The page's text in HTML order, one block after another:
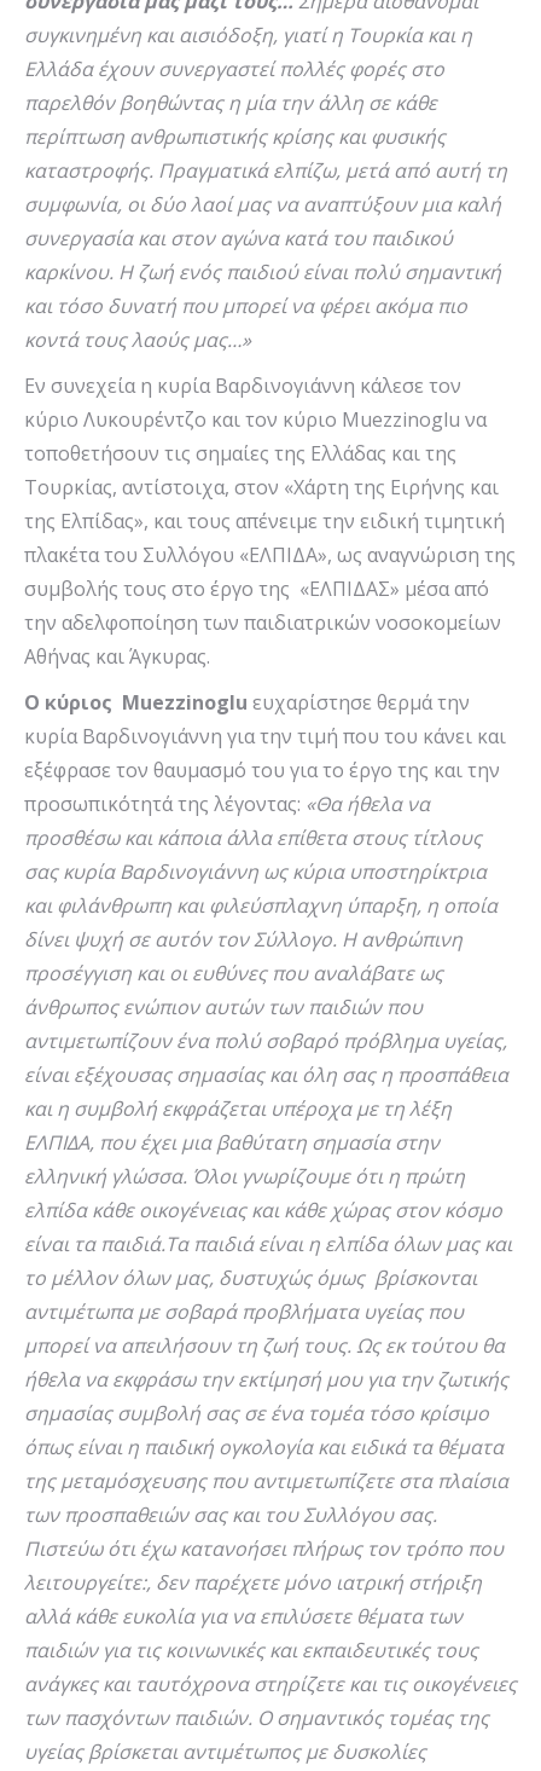
συγκινημένη και αισιόδοξη, γιατί η Τουρκία και η
Ελλάδα έχουν συνεργαστεί πολλές φορές στο
παρελθόν βοηθώντας η μία την άλλη σε κάθε
περίπτωση ανθρωπιστικής κρίσης και φυσικής
καταστροφής. Πραγματικά ελπίζω, μετά από αυτή τη
συμφωνία, οι δύο λαοί μας να αναπτύξουν μια καλή
συνεργασία και στον αγώνα κατά του παιδικού
καρκίνου. Η ζωή ενός παιδιού είναι πολύ σημαντική
και τόσο δυνατή που μπορεί να φέρει ακόμα πιο
κοντά τους λαούς μας…»
Εν συνεχεία η κυρία Βαρδινογιάννη κάλεσε τον
κύριο Λυκουρέντζο και τον κύριο Muezzinoglu να
τοποθετήσουν τις σημαίες της Ελλάδας και της
Τουρκίας, αντίστοιχα, στον «Χάρτη της Ειρήνης και
της Ελπίδας», και τους απένειμε την ειδική τιμητική
πλακέτα του Συλλόγου «ΕΛΠΙΔΑ», ως αναγνώριση της
συμβολής τους στο έργο της «ΕΛΠΙΔΑΣ» μέσα από
την αδελφοποίηση των παιδιατρικών νοσοκομείων
Αθήνας και Άγκυρας.
Ο κύριος Muezzinoglu ευχαρίστησε θερμά την
κυρία Βαρδινογιάννη για την τιμή που του κάνει και
εξέφρασε τον θαυμασμό του για το έργο της και την
προσωπικότητά της λέγοντας: «Θα ήθελα να
προσθέσω και κάποια άλλα επίθετα στους τίτλους
σας κυρία Βαρδινογιάννη ως κύρια υποστηρίκτρια
και φιλάνθρωπη και φιλεύσπλαχνη ύπαρξη, η οποία
δίνει ψυχή σε αυτόν τον Σύλλογο. Η ανθρώπινη
προσέγγιση και οι ευθύνες που αναλάβατε ως
άνθρωπος ενώπιον αυτών των παιδιών που
αντιμετωπίζουν ένα πολύ σοβαρό πρόβλημα υγείας,
είναι εξέχουσας σημασίας και όλη σας η προσπάθεια
και η συμβολή εκφράζεται υπέροχα με τη λέξη
ΕΛΠΙΔΑ, που έχει μια βαθύτατη σημασία στην
ελληνική γλώσσα. Όλοι γνωρίζουμε ότι η πρώτη
ελπίδα κάθε οικογένειας και κάθε χώρας στον κόσμο
είναι τα παιδιά.Τα παιδιά είναι η ελπίδα όλων μας και
το μέλλον όλων μας, δυστυχώς όμως βρίσκονται
αντιμέτωπα με σοβαρά προβλήματα υγείας που
μπορεί να απειλήσουν τη ζωή τους. Ως εκ τούτου θα
ήθελα να εκφράσω την εκτίμησή μου για την ζωτικής
σημασίας συμβολή σας σε ένα τομέα τόσο κρίσιμο
όπως είναι η παιδική ογκολογία και ειδικά τα θέματα
της μεταμόσχευσης που αντιμετωπίζετε στα πλαίσια
των προσπαθειών σας και του Συλλόγου σας.
Πιστεύω ότι έχω κατανοήσει πλήρως τον τρόπο που
λειτουργείτε:, δεν παρέχετε μόνο ιατρική στήριξη
αλλά κάθε ευκολία για να επιλύσετε θέματα των
παιδιών για τις κοινωνικές και εκπαιδευτικές τους
ανάγκες και ταυτόχρονα στηρίζετε και τις οικογένειες
των πασχόντων παιδιών. Ο σημαντικός τομέας της
υγείας βρίσκεται αντιμέτωπος με δυσκολίες